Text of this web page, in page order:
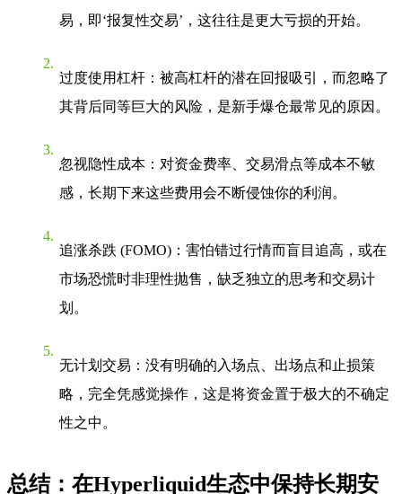
易，即‘报复性交易’，这往往是更大亏损的开始。
过度使用杠杆 ：被高杠杆的潜在回报吸引，而忽略了
其背后同等巨大的风险，是新手爆仓最常见的原因。
忽视隐性成本 ：对资金费率、交易滑点等成本不敏
感，长期下来这些费用会不断侵蚀你的利润。
追涨杀跌 (FOMO) ：害怕错过行情而盲目追高，或在
市场恐慌时非理性抛售，缺乏独立的思考和交易计
划。
无计划交易 ：没有明确的入场点、出场点和止损策
略，完全凭感觉操作，这是将资金置于极大的不确定
性之中。
总结：在Hyperliquid生态中保持长期安